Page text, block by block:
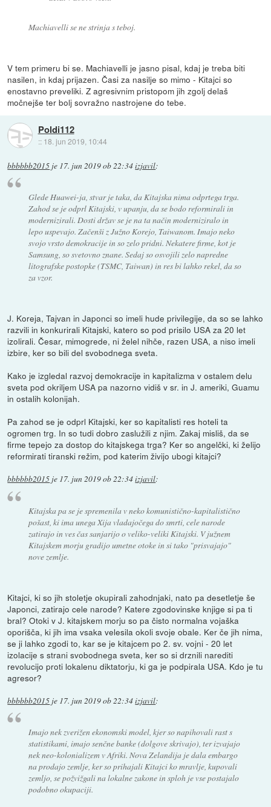
Machiavelli se ne strinja s teboj.
V tem primeru bi se. Machiavelli je jasno pisal, kdaj je treba biti
nasilen, in kdaj prijazen. Časi za nasilje so mimo - Kitajci so
enostavno preveliki. Z agresivnim pristopom jih zgolj delaš
močnejše ter bolj sovražno nastrojene do tebe.
Poldi112
:: 18. jun 2019, 10:44
bbbbbb2015 je 17. jun 2019 ob 22:34izjavil:
Glede Huawei-ja, stvar je taka, da Kitajska nima odprtega trga.
Zahod se je odprl Kitajski, v upanju, da se bodo reformirali in
modernizirali. Dosti držav se je na ta način moderniziralo in
lepo uspevajo. Začenši z Južno Korejo, Taiwanom. Imajo neko
svojo vrsto demokracije in so zelo pridni. Nekatere firme, kot je
Samsung, so svetovno znane. Sedaj so osvojili zelo napredne
litografske postopke (TSMC, Taiwan) in res bi lahko rekel, da so
za vzor.
J. Koreja, Tajvan in Japonci so imeli hude privilegije, da so se lahko
razvili in konkurirali Kitajski, katero so pod prisilo USA za 20 let
izolirali. Česar, mimogrede, ni želel nihče, razen USA, a niso imeli
izbire, ker so bili del svobodnega sveta.
Kako je izgledal razvoj demokracije in kapitalizma v ostalem delu
sveta pod okriljem USA pa nazorno vidiš v sr. in J. ameriki, Guamu
in ostalih kolonijah.
Pa zahod se je odprl Kitajski, ker so kapitalisti res hoteli ta
ogromen trg. In so tudi dobro zaslužili z njim. Zakaj misliš, da se
firme tepejo za dostop do kitajskega trga? Ker so angelčki, ki želijo
reformirati tiranski režim, pod katerim živijo ubogi kitajci?
bbbbbb2015 je 17. jun 2019 ob 22:34izjavil:
Kitajska pa se je spremenila v neko komunistično-kapitalistično
pošast, ki ima unega Xija vladajočega do smrti, cele narode
zatirajo in ves čas sanjarijo o veliko-veliki Kitajski. V južnem
Kitajskem morju gradijo umetne otoke in si tako "prisvajajo"
nove zemlje.
Kitajci, ki so jih stoletje okupirali zahodnjaki, nato pa desetletje še
Japonci, zatirajo cele narode? Katere zgodovinske knjige si pa ti
bral? Otoki v J. kitajskem morju so pa čisto normalna vojaška
oporišča, ki jih ima vsaka velesila okoli svoje obale. Ker če jih nima,
se ji lahko zgodi to, kar se je kitajcem po 2. sv. vojni - 20 let
izolacije s strani svobodnega sveta, ker so si drznili narediti
revolucijo proti lokalenu diktatorju, ki ga je podpirala USA. Kdo je tu
agresor?
bbbbbb2015 je 17. jun 2019 ob 22:34izjavil:
Imajo nek zverižen ekonomski model, kjer so napihovali rast s
statistikami, imajo senčne banke (dolgove skrivajo), ter izvajajo
nek neo-kolonializem v Afriki. Nova Zelandija je dala embargo
na prodajo zemlje, ker so prihajali Kitajci ko mravlje, kupovali
zemljo, se požvižgali na lokalne zakone in sploh je vse postajalo
podobno okupaciji.